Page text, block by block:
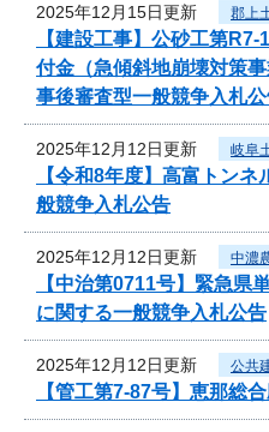
2025年12月15日更新 郡上
【建設工事】公砂工第
付金（急傾斜地崩壊対策
事後審査型一般競争入札
2025年12月12日更新 岐阜
【令和8年度】高富トン
般競争入札公告
2025年12月12日更新 中濃
【中治第0711号】緊急
に関する一般競争入札公告
2025年12月12日更新 公共
【管工第7-87号】恵那総